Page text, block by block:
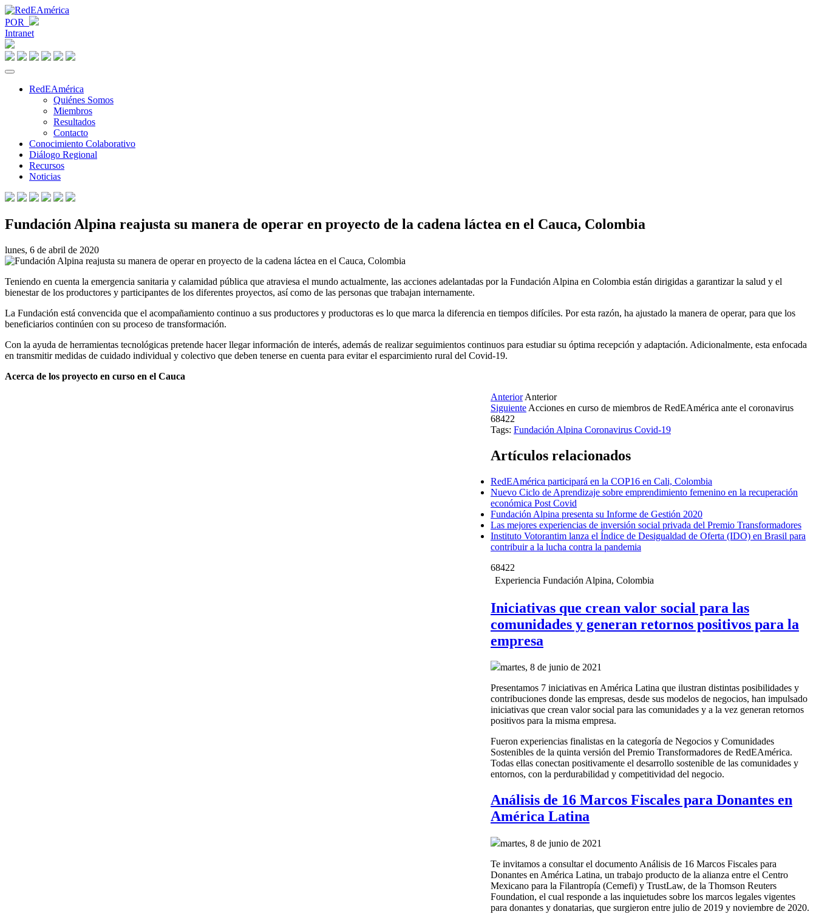
POR
Intranet
RedEAmérica
Quiénes Somos
Miembros
Resultados
Contacto
Conocimiento Colaborativo
Diálogo Regional
Recursos
Noticias
Fundación Alpina reajusta su manera de operar en proyecto de la cadena láctea en el Cauca, Colombia
lunes, 6 de abril de 2020
Teniendo en cuenta la emergencia sanitaria y calamidad pública que atraviesa el mundo actualmente, las acciones adelantadas por la Fundación Alpina en Colombia están dirigidas a garantizar la salud y el
bienestar de los productores y participantes de los diferentes proyectos, así como de las personas que trabajan internamente.
La Fundación está convencida que el acompañamiento continuo a sus productores y productoras es lo que marca la diferencia en tiempos difíciles. Por esta razón, ha ajustado la manera de operar, para que los
beneficiarios continúen con su proceso de transformación.
Con la ayuda de herramientas tecnológicas pretende hacer llegar información de interés, además de realizar seguimientos continuos para estudiar su óptima recepción y adaptación. Adicionalmente, esta enfocada
en transmitir medidas de cuidado individual y colectivo que deben tenerse en cuenta para evitar el esparcimiento rural del Covid-19.
Acerca de los proyecto en curso en el Cauca
Anterior Anterior
Siguiente Acciones en curso de miembros de RedEAmérica ante el coronavirus
68422
Tags: Fundación Alpina Coronavirus Covid-19
Artículos relacionados
RedEAmérica participará en la COP16 en Cali, Colombia
Nuevo Ciclo de Aprendizaje sobre emprendimiento femenino en la recuperación
económica Post Covid
Fundación Alpina presenta su Informe de Gestión 2020
Las mejores experiencias de inversión social privada del Premio Transformadores
Instituto Votorantim lanza el Índice de Desigualdad de Oferta (IDO) en Brasil para
contribuir a la lucha contra la pandemia
68422
Experiencia Fundación Alpina, Colombia
Iniciativas que crean valor social para las
comunidades y generan retornos positivos para la
empresa
martes, 8 de junio de 2021
Presentamos 7 iniciativas en América Latina que ilustran distintas posibilidades y
contribuciones donde las empresas, desde sus modelos de negocios, han impulsado
iniciativas que crean valor social para las comunidades y a la vez generan retornos
positivos para la misma empresa.
Fueron experiencias finalistas en la categoría de Negocios y Comunidades
Sostenibles de la quinta versión del Premio Transformadores de RedEAmérica.
Todas ellas conectan positivamente el desarrollo sostenible de las comunidades y
entornos, con la perdurabilidad y competitividad del negocio.
Análisis de 16 Marcos Fiscales para Donantes en
América Latina
martes, 8 de junio de 2021
Te invitamos a consultar el documento Análisis de 16 Marcos Fiscales para
Donantes en América Latina, un trabajo producto de la alianza entre el Centro
Mexicano para la Filantropía (Cemefi) y TrustLaw, de la Thomson Reuters
Foundation, el cual responde a las inquietudes sobre los marcos legales vigentes
para donantes y donatarias, que surgieron entre julio de 2019 y noviembre de 2020.